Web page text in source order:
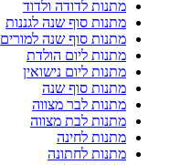
מתנות לדודה ולדוד
מתנות סוף שנה לגננות
מתנות סוף שנה למורים
מתנות ליום הולדת
מתנות ליום נישואין
מתנות סוף שנה
מתנות לבר מצווה
מתנות לבת מצווה
מתנות לחינה
מתנות לחתונה